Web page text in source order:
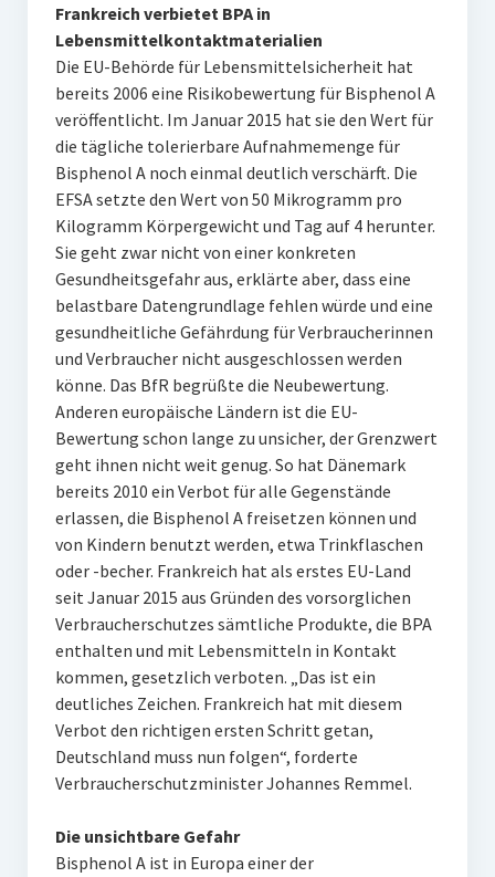
Frankreich verbietet BPA in
Lebensmittelkontaktmaterialien
Die EU-Behörde für Lebensmittelsicherheit hat
bereits 2006 eine Risikobewertung für Bisphenol A
veröffentlicht. Im Januar 2015 hat sie den Wert für
die tägliche tolerierbare Aufnahmemenge für
Bisphenol A noch einmal deutlich verschärft. Die
EFSA setzte den Wert von 50 Mikrogramm pro
Kilogramm Körpergewicht und Tag auf 4 herunter.
Sie geht zwar nicht von einer konkreten
Gesundheitsgefahr aus, erklärte aber, dass eine
belastbare Datengrundlage fehlen würde und eine
gesundheitliche Gefährdung für Verbraucherinnen
und Verbraucher nicht ausgeschlossen werden
könne. Das BfR begrüßte die Neubewertung.
Anderen europäische Ländern ist die EU-
Bewertung schon lange zu unsicher, der Grenzwert
geht ihnen nicht weit genug. So hat Dänemark
bereits 2010 ein Verbot für alle Gegenstände
erlassen, die Bisphenol A freisetzen können und
von Kindern benutzt werden, etwa Trinkflaschen
oder -becher. Frankreich hat als erstes EU-Land
seit Januar 2015 aus Gründen des vorsorglichen
Verbraucherschutzes sämtliche Produkte, die BPA
enthalten und mit Lebensmitteln in Kontakt
kommen, gesetzlich verboten. „Das ist ein
deutliches Zeichen. Frankreich hat mit diesem
Verbot den richtigen ersten Schritt getan,
Deutschland muss nun folgen“, forderte
Verbraucherschutzminister Johannes Remmel.
Die unsichtbare Gefahr
Bisphenol A ist in Europa einer der